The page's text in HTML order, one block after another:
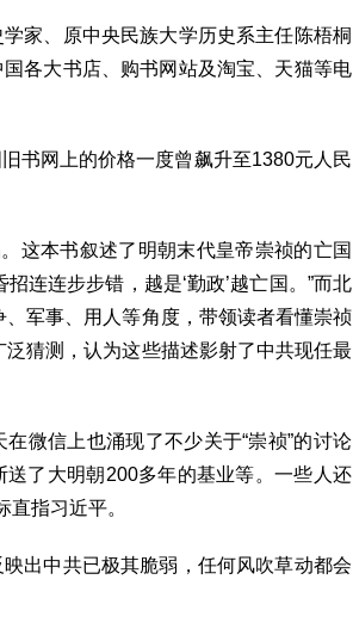
家、原中央民族大学历史系主任陈梧桐
各大书店、购书网站及淘宝、天猫等电
书网上的价格一度曾飙升至1380元人民
这本书叙述了明朝末代皇帝崇祯的亡国
连连步步错，越是‘勤政’越亡国。”而北
军事、用人等角度，带领读者看懂崇祯
猜测，认为这些描述影射了中共现任最
微信上也涌现了不少关于“崇祯”的讨论
了大明朝200多年的基业等。一些人还
直指习近平。
出中共已极其脆弱，任何风吹草动都会